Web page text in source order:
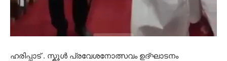
ഹരിപ്പാട് . സ്കൂൾ പ്രവേശനോത്സവം ഉദ്ഘാടനം